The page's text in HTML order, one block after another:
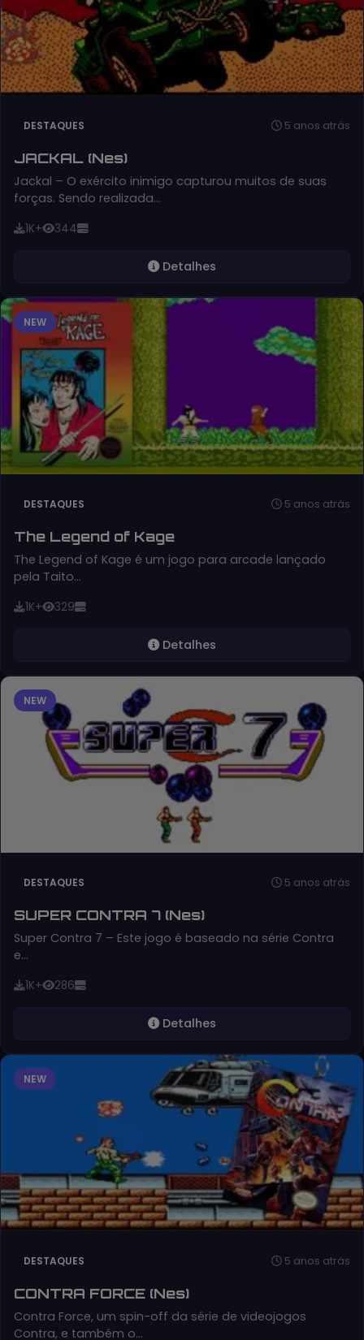
DESTAQUES 5 anos atrás
JACKAL (Nes)
Jackal – O exército inimigo capturou muitos de suas
forças. Sendo realizada…
1K+ 344
Detalhes
NEW
DESTAQUES 5 anos atrás
The Legend of Kage
The Legend of Kage é um jogo para arcade lançado
pela Taito…
1K+ 329
Detalhes
NEW
DESTAQUES 5 anos atrás
SUPER CONTRA 7 (Nes)
Super Contra 7 – Este jogo é baseado na série Contra
e…
1K+ 286
Detalhes
NEW
DESTAQUES 5 anos atrás
CONTRA FORCE (Nes)
Contra Force, um spin-off da série de videojogos
Contra, e também o…